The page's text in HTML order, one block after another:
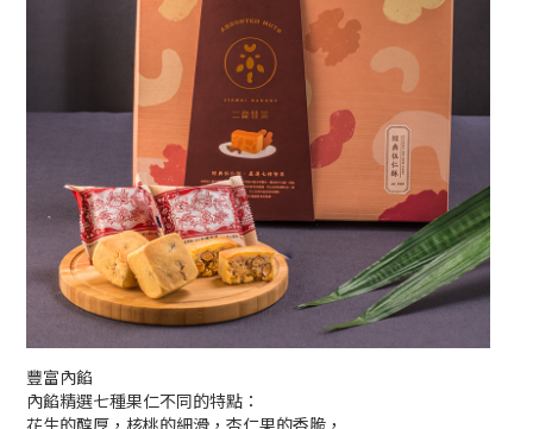
豐富內餡
內餡精選七種果仁不同的特點：